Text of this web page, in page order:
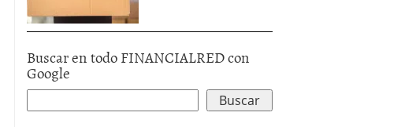
Buscar en todo FINANCIALRED con
Google